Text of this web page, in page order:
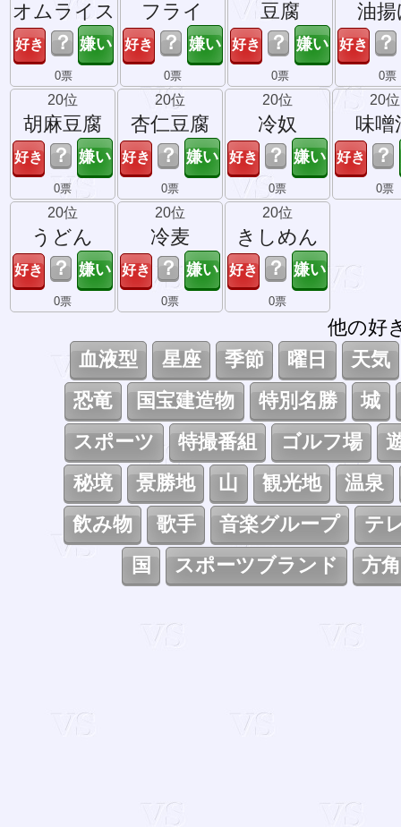
オムライス
？
0票
フライ
？
0票
豆腐
？
0票
油
？
0票
20位
胡麻豆腐
？
0票
20位
杏仁豆腐
？
0票
20位
冷奴
？
0票
20位
味噌
？
0票
20位
うどん
？
0票
20位
冷麦
？
0票
20位
きしめん
？
0票
他の好
血液型
星座 季節 曜日
天気
恐竜
国宝建造物 特別名勝
城
スポーツ
特撮番組 ゴルフ場
秘境
景勝地 山 観光地
温泉
飲み物
歌手 音楽グループ
テ
国
スポーツブランド 方角